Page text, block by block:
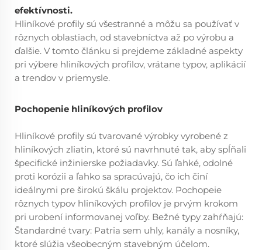
efektívnosti.
Hliníkové profily sú všestranné a môžu sa používať v
rôznych oblastiach, od stavebníctva až po výrobu a
ďalšie. V tomto článku si prejdeme základné aspekty
pri výbere hliníkových profilov, vrátane typov, aplikácií
a trendov v priemysle.
Pochopenie hliníkových profilov
Hliníkové profily sú tvarované výrobky vyrobené z
hliníkových zliatin, ktoré sú navrhnuté tak, aby spĺňali
špecifické inžinierske požiadavky. Sú ľahké, odolné
proti korózii a ľahko sa spracúvajú, čo ich činí
ideálnymi pre širokú škálu projektov. Pochopeie
rôznych typov hliníkových profilov je prvým krokom
pri urobení informovanej voľby. Bežné typy zahŕňajú:
Štandardné tvary: Patria sem uhly, kanály a nosníky,
ktoré slúžia všeobecným stavebným účelom.